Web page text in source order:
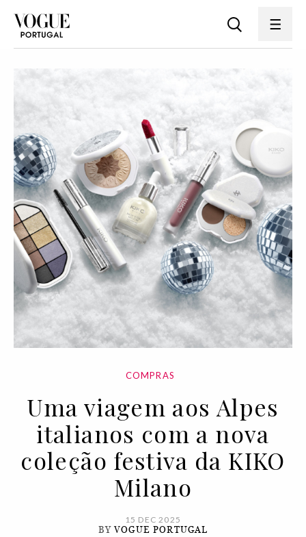
COMPRAS
Uma viagem aos Alpes
italianos com a nova
coleção festiva da KIKO
Milano
15 DEC 2025
BYVOGUE PORTUGAL